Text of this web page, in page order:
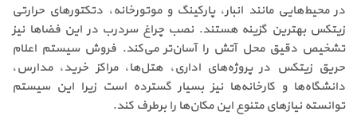
در محیط‌هایی مانند انبار، پارکینگ و موتورخانه، دتکتورهای حرارتی
زیتکس بهترین گزینه هستند. نصب چراغ سردرب در این فضاها نیز
تشخیص دقیق محل آتش را آسان‌تر می‌کند. فروش سیستم اعلام
حریق زیتکس در پروژه‌های اداری، هتل‌ها، مراکز خرید، مدارس،
دانشگاه‌ها و کارخانه‌ها نیز بسیار گسترده است زیرا این سیستم
توانسته نیازهای متنوع این مکان‌ها را برطرف کند.